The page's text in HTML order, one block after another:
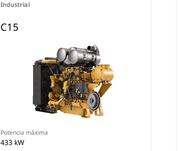
Industrial
C15
Potencia máxima
433 kW